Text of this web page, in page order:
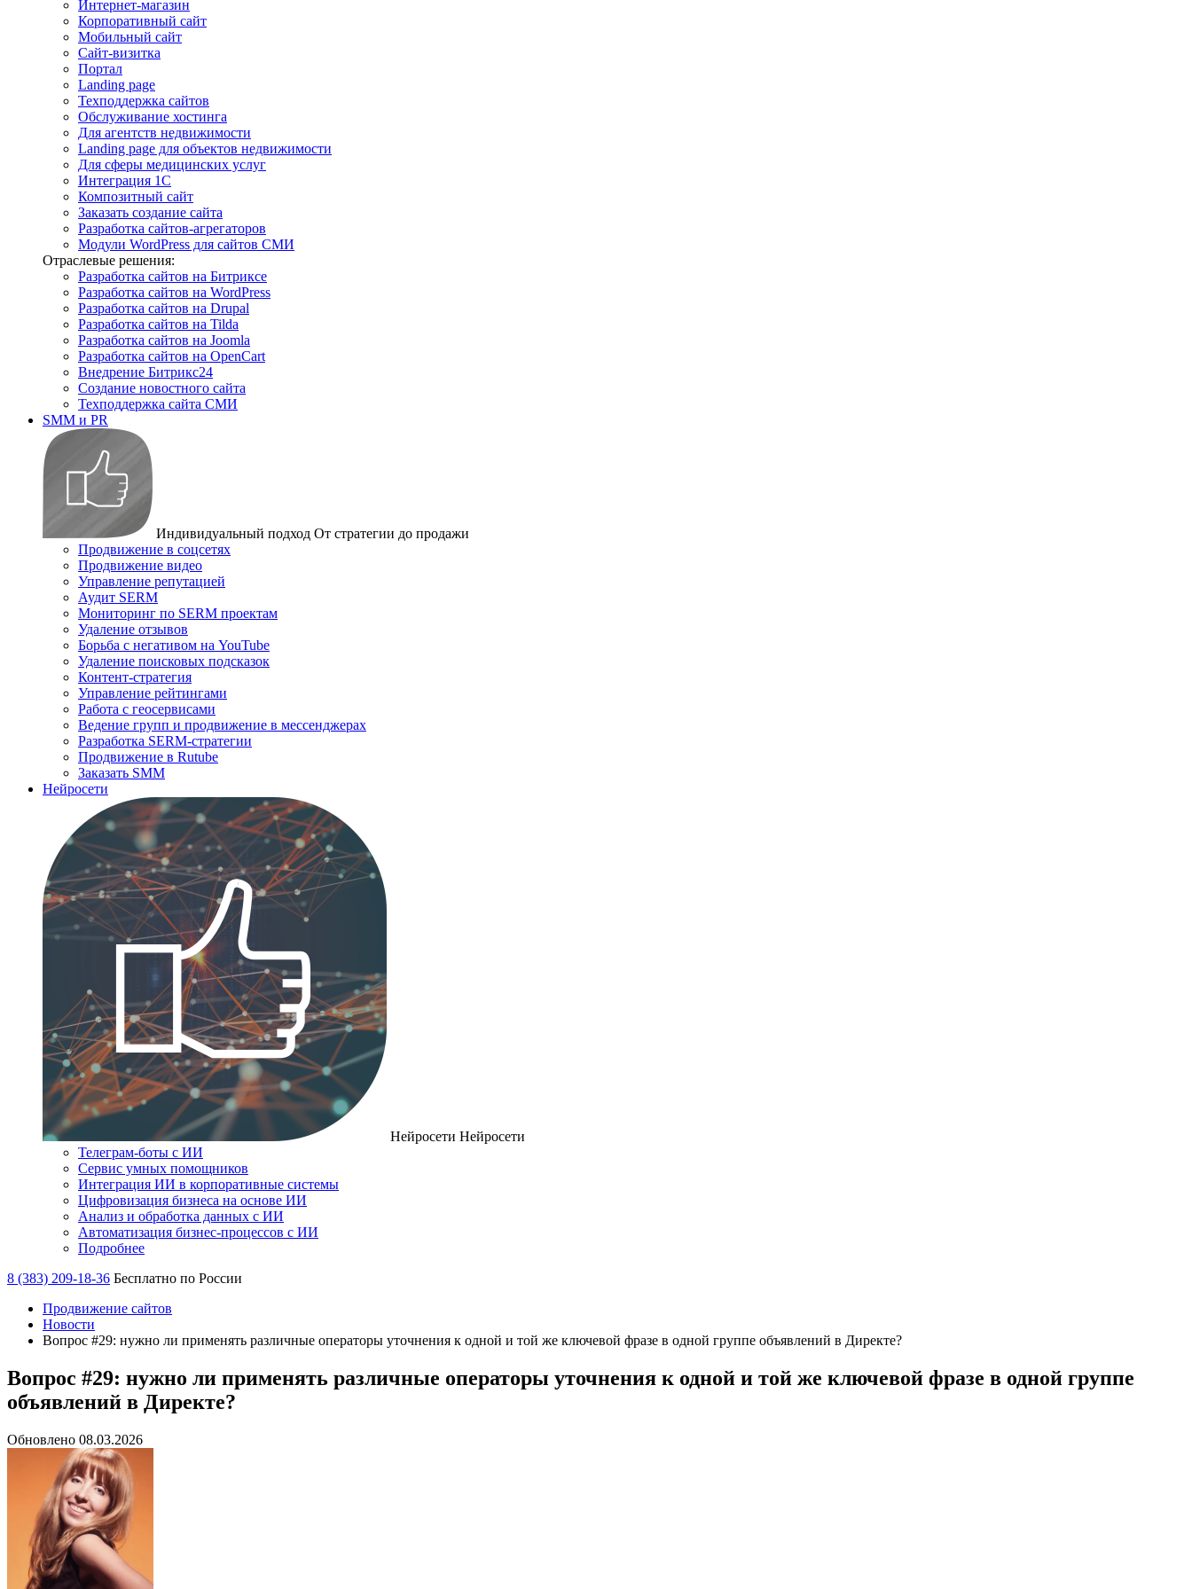
Интернет-магазин
Корпоративный сайт
Мобильный сайт
Сайт-визитка
Портал
Landing page
Техподдержка сайтов
Обслуживание хостинга
Для агентств недвижимости
Landing page для объектов недвижимости
Для сферы медицинских услуг
Интеграция 1С
Композитный сайт
Заказать создание сайта
Разработка сайтов-агрегаторов
Модули WordPress для сайтов СМИ
Отраслевые решения:
Разработка сайтов на Битриксе
Разработка сайтов на WordPress
Разработка сайтов на Drupal
Разработка сайтов на Tilda
Разработка сайтов на Joomla
Разработка сайтов на OpenCart
Внедрение Битрикс24
Создание новостного сайта
Техподдержка сайта СМИ
SMM и PR
Индивидуальный подход От стратегии до продажи
Продвижение в соцсетях
Продвижение видео
Управление репутацией
Аудит SERM
Мониторинг по SERM проектам
Удаление отзывов
Борьба с негативом на YouTube
Удаление поисковых подсказок
Контент-стратегия
Управление рейтингами
Работа с геосервисами
Ведение групп и продвижение в мессенджерах
Разработка SERM-стратегии
Продвижение в Rutube
Заказать SMM
Нейросети
Нейросети Нейросети
Телеграм-боты с ИИ
Сервис умных помощников
Интеграция ИИ в корпоративные системы
Цифровизация бизнеса на основе ИИ
Анализ и обработка данных с ИИ
Автоматизация бизнес-процессов с ИИ
Подробнее
8 (383) 209-18-36 Бесплатно по России
Продвижение сайтов
Новости
Вопрос #29: нужно ли применять различные операторы уточнения к одной и той же ключевой фразе в одной группе объявлений в Директе?
Вопрос #29: нужно ли применять различные операторы уточнения к одной и той же ключевой фразе в одной группе
объявлений в Директе?
Обновлено 08.03.2026